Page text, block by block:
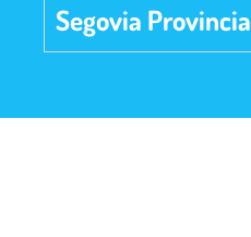
Segovia Provincia